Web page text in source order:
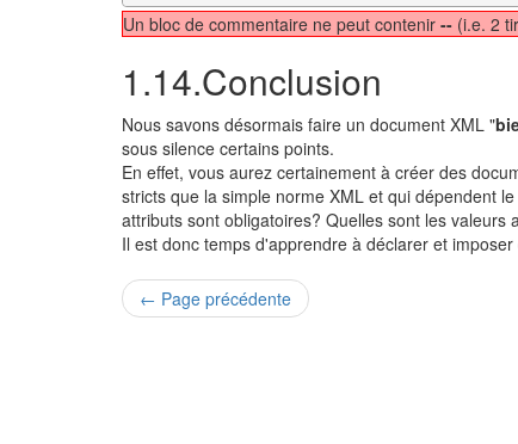
Un bloc de commentaire ne peut contenir -- (i.e. 2
1.14.Conclusion
Nous savons désormais faire un document XML "
sous silence certains points.
En effet, vous aurez certainement à créer des
stricts que la simple norme XML et qui dépendent
attributs sont obligatoires? Quelles sont les valeurs
Il est donc temps d'apprendre à déclarer et
← Page précédente